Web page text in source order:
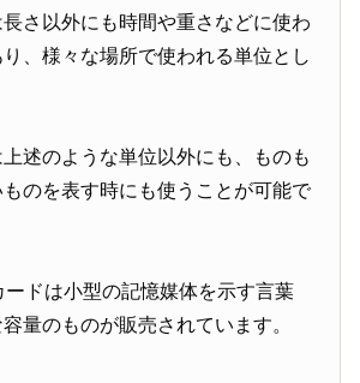
長さ以外にも時間や重さなどに使わ
、様々な場所で使われる単位とし
上述のような単位以外にも、ものも
のを表す時にも使うことが可能で
ードは小型の記憶媒体を示す言葉
量のものが販売されています。